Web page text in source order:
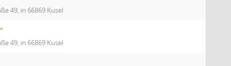
49, in 66869 Kusel
49, in 66869 Kusel